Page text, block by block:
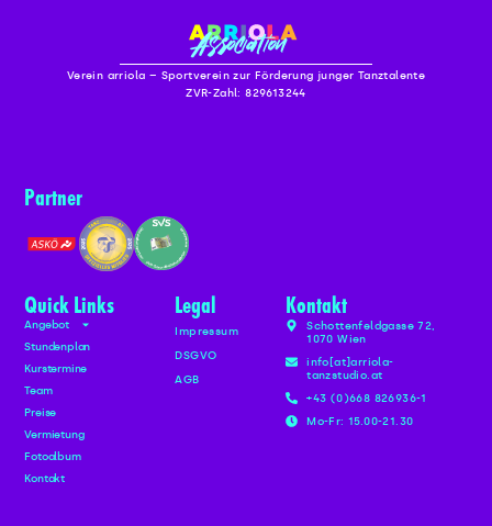
Verein arriola – Sportverein zur Förderung junger Tanztalente
ZVR-Zahl: 829613244
Partner
Quick Links
Angebot
Stundenplan
Kurstermine
Team
Preise
Vermietung
Fotoalbum
Kontakt
Legal
Impressum
DSGVO
AGB
Kontakt
Schottenfeldgasse 72,
1070 Wien
info[at]arriola-
tanzstudio.at
+43 (0)668 826936-1
Mo-Fr: 15.00-21.30